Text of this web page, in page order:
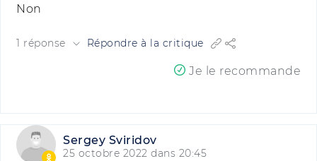
Non
1 réponse Répondre à la critique
Je le recommande
Sergey Sviridov
25 octobre 2022 dans 20:45